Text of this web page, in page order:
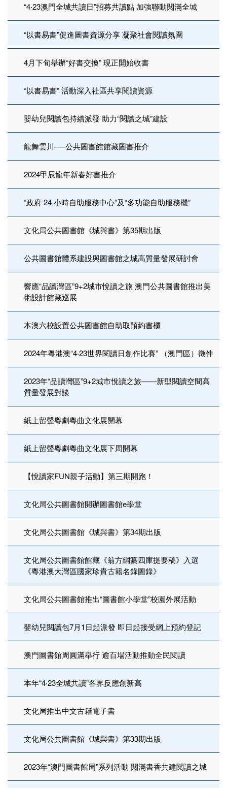
“4‧23澳門全城共讀日”招募共讀點 加強聯動閱滿全城
“以書易書”促進圖書資源分享 凝聚社會閱讀氛圍
4月下旬舉辦“好書交換” 現正開始收書
“以書易書” 活動深入社區共享閱讀資源
嬰幼兒閱讀包持續派發 助力“閱讀之城”建設
龍舞雲川──公共圖書館館藏圖書推介
2024甲辰龍年新春好書推介
“政府 24 小時自助服務中心”及“多功能自助服務機”
文化局公共圖書館《城與書》第35期出版
公共圖書館體系建設與圖書館之城高質量發展研討會
響應“品讀灣區”9+2城市悅讀之旅 澳門公共圖書館推出美
術設計館藏巡展
本澳六校設置公共圖書館自助取預約書櫃
2024年粵港澳“4‧23世界閱讀日創作比賽” （澳門區）徵件
2023年“品讀灣區”9+2城市悅讀之旅——新型閱讀空間高
質量發展對談
紙上留聲粵劇粵曲文化展開幕
紙上留聲粵劇粵曲文化展下周開幕
【悅讀家FUN親子活動】第三期開跑！
文化局公共圖書館開辦圖書館e學堂
文化局公共圖書館《城與書》第34期出版
文化局公共圖書館館藏《翁方綱纂四庫提要稿》入選
《粵港澳大灣區國家珍貴古籍名錄圖錄》
文化局公共圖書館推出“圖書館小學堂”校園外展活動
嬰幼兒閱讀包7月1日起派發 即日起接受網上預約登記
澳門圖書館周圓滿舉行 逾百場活動推動全民閱讀
本年“4‧23全城共讀”各界反應創新高
文化局推出中文古籍電子書
文化局公共圖書館《城與書》第33期出版
2023年“澳門圖書館周”系列活動 閱滿書香共建閱讀之城